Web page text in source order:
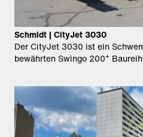
Schmidt | CityJet 3030
Der CityJet 3030 ist ein
bewährten Swingo 200+